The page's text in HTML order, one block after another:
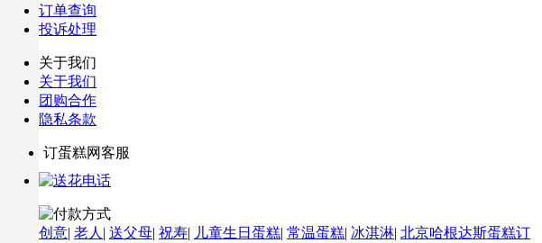
订单查询
投诉处理
关于我们
关于我们
团购合作
隐私条款
订蛋糕网客服
创意| 老人 | 送父母| 祝寿| 儿童生日蛋糕| 常温蛋糕| 冰淇淋| 北京哈根达斯蛋糕订